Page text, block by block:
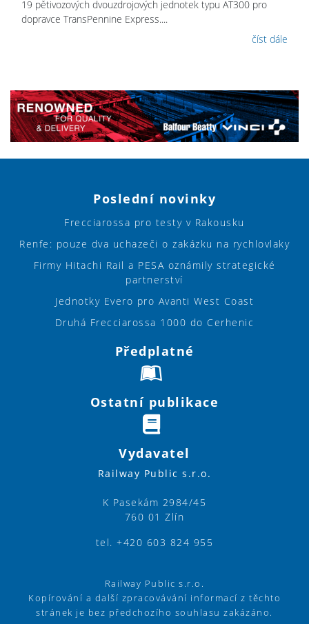
19 pětivozových dvouzdrojových jednotek typu AT300 pro
dopravce TransPennine Express....
číst dále
Poslední novinky
Frecciarossa pro testy v Rakousku
Renfe: pouze dva uchazeči o zakázku na rychlovlaky
Firmy Hitachi Rail a PESA oznámily strategické
partnerství
Jednotky Evero pro Avanti West Coast
Druhá Frecciarossa 1000 do Cerhenic
Předplatné
Ostatní publikace
Vydavatel
Railway Public s.r.o.
K Pasekám 2984/45
760 01 Zlín
tel. +420 603 824 955
Railway Public s.r.o.
Kopírování a další zpracovávání informací z těchto
stránek je bez předchozího souhlasu zakázáno.